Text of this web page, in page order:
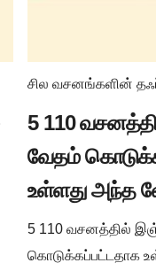
சில வசனங்களின்
5 110
வேதம்
உள்ளது அந்த
5 110 வசனத்தில்
கொடுக்கப்பட்டதாக